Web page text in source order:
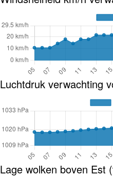
Luchtdruk verwachting
Lage wolken boven Est